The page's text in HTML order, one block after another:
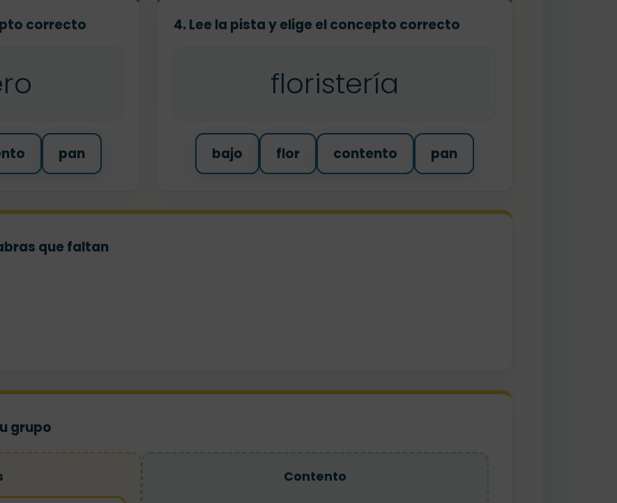
correcto
pan
4. Lee la pista y elige el concepto correcto
floristería
bajo flor contento pan
que faltan
grupo
Contento